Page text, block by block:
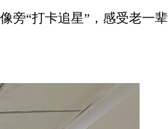
旁“打卡追星”，感受老一辈